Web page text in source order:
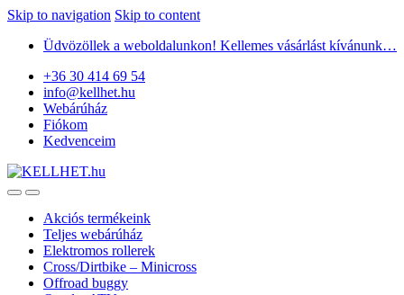
Skip to navigation Skip to content
Üdvözöllek a weboldalunkon! Kellemes vásárlást kívánunk…
+36 30 414 69 54
info@kellhet.hu
Webárúház
Fiókom
Kedvenceim
Akciós termékeink
Teljes webárúház
Elektromos rollerek
Cross/Dirtbike – Minicross
Offroad buggy